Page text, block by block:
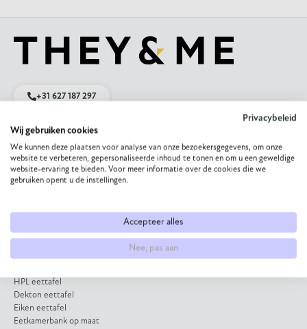
+31 627 187 297
Mail ons
App met ons
HPL eettafel
Dekton eettafel
Eiken eettafel
Eetkamerbank op maat
Privacybeleid
Wij gebruiken cookies
We kunnen deze plaatsen voor analyse van onze bezoekersgegevens, om onze
website te verbeteren, gepersonaliseerde inhoud te tonen en om u een geweldige
website-ervaring te bieden. Voor meer informatie over de cookies die we
gebruiken opent u de instellingen.
Accepteer alles
Nee, pas aan